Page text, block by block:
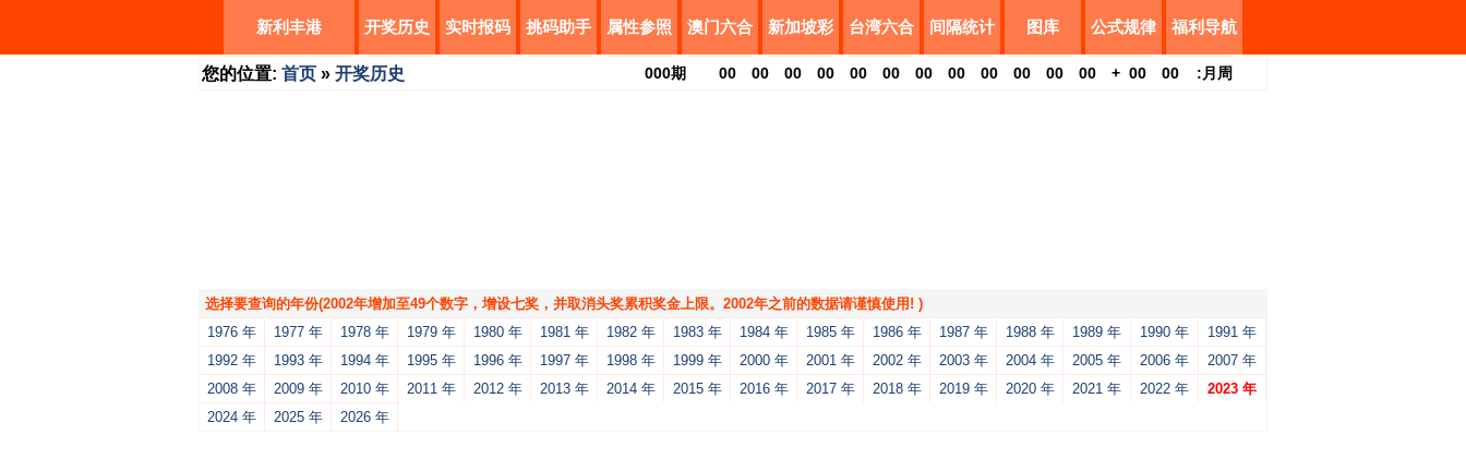
新利丰港 开奖历史 实时报码 挑码助手 属性参照 澳门六合 新加坡彩 台湾六合 间隔统计 图库 公式规律 福利导航
您的位置: 首页 » 开奖历史 000期 00 00 00 00 00 00 00 00 00 00 00 00 + 00 00 : 月 周
选择要查询的年份(2002年增加至49个数字，增设七奖，并取消头奖累积奖金上限。2002年之前的数据请谨慎使用! )
1976 年
1977 年 1978 年 1979 年 1980 年 1981 年 1982 年 1983 年 1984 年 1985 年 1986 年 1987 年 1988 年 1989 年 1990 年
1991 年
1992 年
1993 年 1994 年 1995 年 1996 年 1997 年 1998 年 1999 年 2000 年 2001 年 2002 年 2003 年 2004 年 2005 年 2006 年
2007 年
2008 年
2009 年 2010 年 2011 年 2012 年 2013 年 2014 年 2015 年 2016 年 2017 年 2018 年 2019 年 2020 年 2021 年 2022 年
2023 年
2024 年
2025 年 2026 年